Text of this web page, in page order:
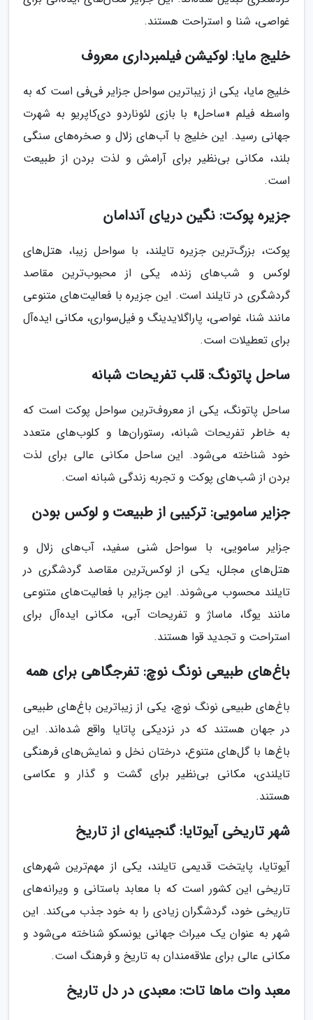
غواصی، شنا و استراحت هستند.
خلیج مایا: لوکیشن فیلمبرداری معروف
خلیج مایا، یکی از زیباترین سواحل جزایر فی‌فی است که به
واسطه فیلم «ساحل» با بازی لئوناردو دی‌کاپریو به شهرت
جهانی رسید. این خلیج با آب‌های زلال و صخره‌های سنگی
بلند، مکانی بی‌نظیر برای آرامش و لذت بردن از طبیعت
است.
جزیره پوکت: نگین دریای آندامان
پوکت، بزرگ‌ترین جزیره تایلند، با سواحل زیبا، هتل‌های
لوکس و شب‌های زنده، یکی از محبوب‌ترین مقاصد
گردشگری در تایلند است. این جزیره با فعالیت‌های متنوعی
مانند شنا، غواصی، پاراگلایدینگ و فیل‌سواری، مکانی ایده‌آل
برای تعطیلات است.
ساحل پاتونگ: قلب تفریحات شبانه
ساحل پاتونگ، یکی از معروف‌ترین سواحل پوکت است که
به خاطر تفریحات شبانه، رستوران‌ها و کلوب‌های متعدد
خود شناخته می‌شود. این ساحل مکانی عالی برای لذت
بردن از شب‌های پوکت و تجربه زندگی شبانه است.
جزایر سامویی: ترکیبی از طبیعت و لوکس بودن
جزایر سامویی، با سواحل شنی سفید، آب‌های زلال و
هتل‌های مجلل، یکی از لوکس‌ترین مقاصد گردشگری در
تایلند محسوب می‌شوند. این جزایر با فعالیت‌های متنوعی
مانند یوگا، ماساژ و تفریحات آبی، مکانی ایده‌آل برای
استراحت و تجدید قوا هستند.
باغ‌های طبیعی نونگ نوچ: تفرجگاهی برای همه
باغ‌های طبیعی نونگ نوچ، یکی از زیباترین باغ‌های طبیعی
در جهان هستند که در نزدیکی پاتایا واقع شده‌اند. این
باغ‌ها با گل‌های متنوع، درختان نخل و نمایش‌های فرهنگی
تایلندی، مکانی بی‌نظیر برای گشت و گذار و عکاسی
هستند.
شهر تاریخی آیوتایا: گنجینه‌ای از تاریخ
آیوتایا، پایتخت قدیمی تایلند، یکی از مهم‌ترین شهرهای
تاریخی این کشور است که با معابد باستانی و ویرانه‌های
تاریخی خود، گردشگران زیادی را به خود جذب می‌کند. این
شهر به عنوان یک میراث جهانی یونسکو شناخته می‌شود و
مکانی عالی برای علاقه‌مندان به تاریخ و فرهنگ است.
معبد وات ماها تات: معبدی در دل تاریخ